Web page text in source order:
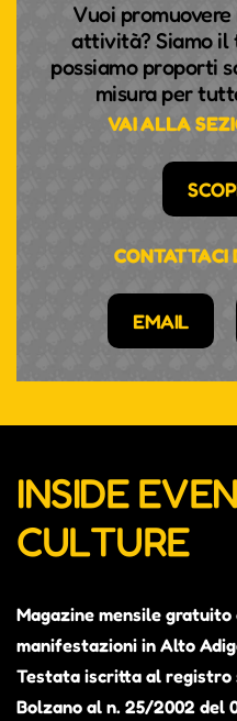
Vuoi
attività? Siamo il
possiamo proporti
misura per
VAI ALLA
EMAIL
INSIDE
CULTURE
Magazine mensile
manifestazioni in Alto
Testata iscritta al registro
Bolzano al n. 25/2002 del